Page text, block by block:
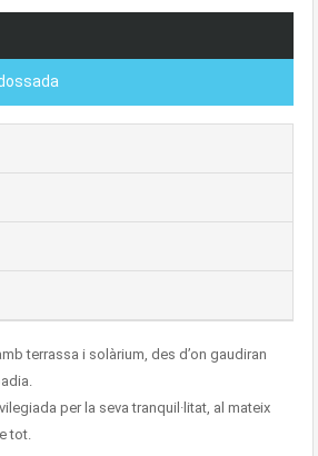
terrassa i solàrium, des d’on gaudiran
per la seva tranquil·litat, al mateix
tot.